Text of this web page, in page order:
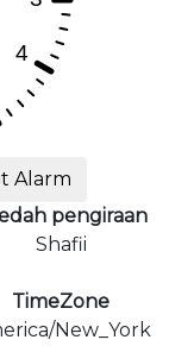
Alarm
pengiraan
Shafii
TimeZone
New_York